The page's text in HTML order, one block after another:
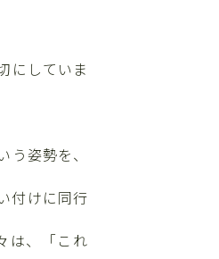
にしていま
姿勢を、
付けに同行
は、「これ